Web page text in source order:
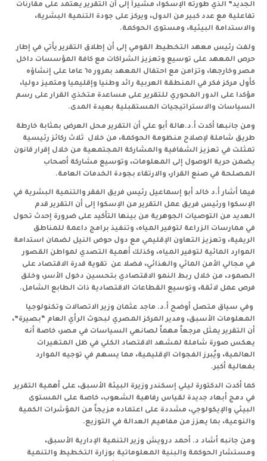
الجديد” الذي طورته الإسكوا، مشيراً إلى أن التقرير يعتمد على مقارنات
تفاعلية مع عدد كبير من الدول، ويركز على جودة التنمية البشرية،
والاستدامة البيئية، ومستوى الحوكمة.
ولفت رئيس معهد التخطيط القومي إلى أن إطلاق التقرير يأتي في إطار
حرص المعهد على توسيع وتعزيز الشراكات مع كافة المؤسسات داخل
مصر وخارجها، وتزامن مع احتفال المعهد بمرور ٦٥ عاما على إنشاؤه
كأول مركز فكر في المنطقة العربية رائد وطنيا وإقليميا ومتميز دوليا،
مؤكدا على الدور المحوري للتقرير على مساعدة متخذي القرار على رسم
السياسات والاستراتيجيات المستقبلية بعيدة المدى.
ومن جانبها أكدت أ.د.هالة أبو علي أن التقرير محل العرض بمثابة خارطة
طريق شاملة لإصلاح منظومة الحوكمة، من خلال ثلاث ركائز رئيسية
تمثلت في تعزيز الشفافية والمشاركة المجتمعية من خلال إقرار قانون
يضمن حرية الوصول إلى المعلومات، وتوسيع مشاركة أصحاب
المصلحة في صنع القرار، والارتقاء بجودة الخدمات العامة.
فيما أشار أ.د خالد أبو إسماعيل رئيس فريق الفقر والتنمية البشرية في
الإسكوا ورئيس فريق عمل التقرير من الإسكوا إلى أن التقرير قدم
العديد من التوصيات الجوهرية من بينها التأكيد على ضرورة إحدث تحول
في ممارسات الزراعة لتوفير المياه، وتنفيذ برامج داعمة للمناطق
الريفية، وتعزيز التعاون الإقليمي مع دول حوض النيل لضمان استدامة
الموارد المائية لتوفير المياه، وكذلك أهمية التصدي لمواطن القصور
في مجالي الأمن المائي والغذائي، فضلا عن تقوية قدرة الاقتصاد على
الصمود، من خلال ربط النمو الاقتصادي بتحسين دخول الأسر، وخلق
فرص عمل لائقة، وتوسيع القطاعات الاقتصادية ذات الطابع الشامل.
وفي سياق متصل أوضح أ.د. ماجد عثمان وزير الاتصالات وتكنولوجيا
المعلومات الأسبق، ومدير المركز المصري لبحوث الرأي العام “بصيرة”،
أن التقرير يمثل مرجعاً مهماً لصانعي السياسات في مصر، خاصة أنه
يعكس صورة شاملة لمشهد الاقتصاد الكلي في ظل المتغيرات
العالمية، ويُبرز الفجوات الإقليمية، مما يسهم في توجيه الموارد
بفعالية أكبر.
كما أكدت الدكتورة ليلي إسكندر وزيرة البيئة الأسبق، على أهمية التقرير
في دمج أبعاد جديدة لقياس رفاهية الشعوب، خاصة على المستوى
البيئي والإيكولوجي، مشددة على اعتماده مزيجاً من المؤشرات الكمية
والنوعية، بما يعزز من مفاهيم العدالة في التوزيع.
ومن جانبه أشاد د. أحمد درويش وزير التنمية الإدارية الأسبق،
ومستشار الحوكمة والبنية المعلوماتية بوزارة التخطيط والتنمية